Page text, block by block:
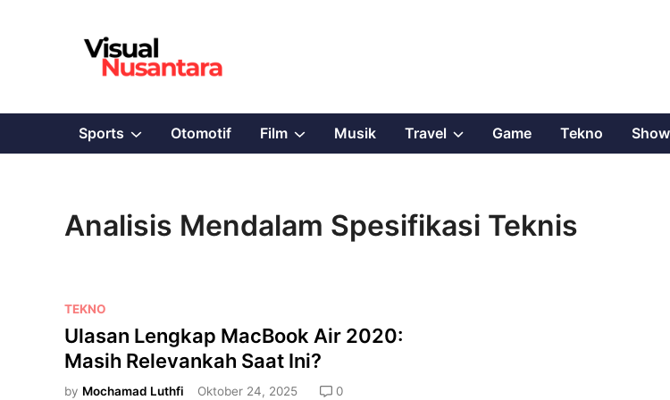
Sports Show
menu
Otomotif Film Show
menu
Musik Travel Show
menu
Game Tekno
Analisis Mendalam Spesifikasi Teknis
P
o
s
t
e
TEKNO
Ulasan Lengkap MacBook Air 2020:
Masih Relevankah Saat Ini?
by Mochamad Luthfi Oktober 24, 2025 0